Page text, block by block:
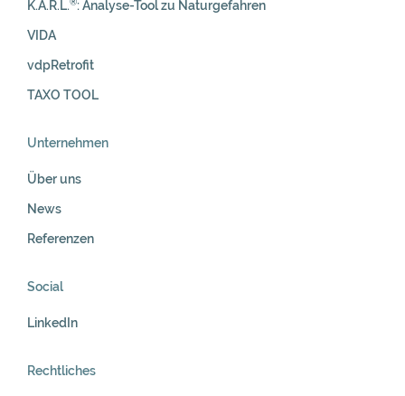
K.A.R.L.®: Analyse-Tool zu Naturgefahren
VIDA
vdpRetrofit
TAXO TOOL
Unternehmen
Über uns
News
Referenzen
Social
LinkedIn
Rechtliches